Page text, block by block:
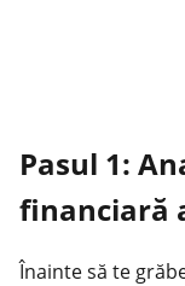
Pasul 1:
financiară
Înainte să te